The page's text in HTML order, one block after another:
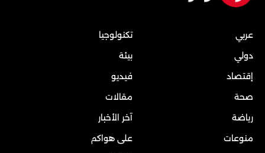
عربي
دولي
إقتصاد
صحة
رياضة
منوعات
تكنولوجيا
بيئة
فيديو
مقالات
آخر الأخبار
على هواكم